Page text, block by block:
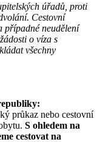
úřadů, proti
Cestovní
případné neudělení
o víza s
všechny
průkaz nebo cestovní
S ohledem na
cestovat na